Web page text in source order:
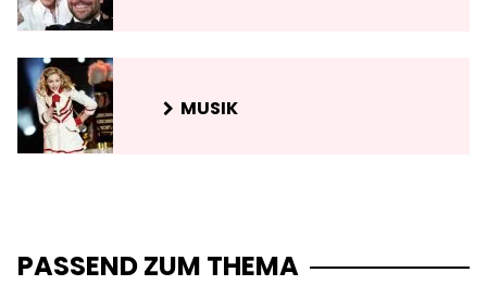
MUSIK
PASSEND ZUM THEMA